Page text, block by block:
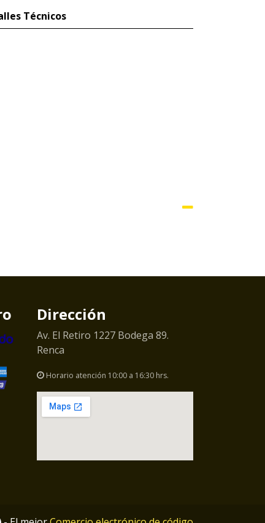
Técnicos
Dirección
Av. El Retiro 1227 Bodega 89.
Renca
Horario atención 10:00 a 16:30 hrs.